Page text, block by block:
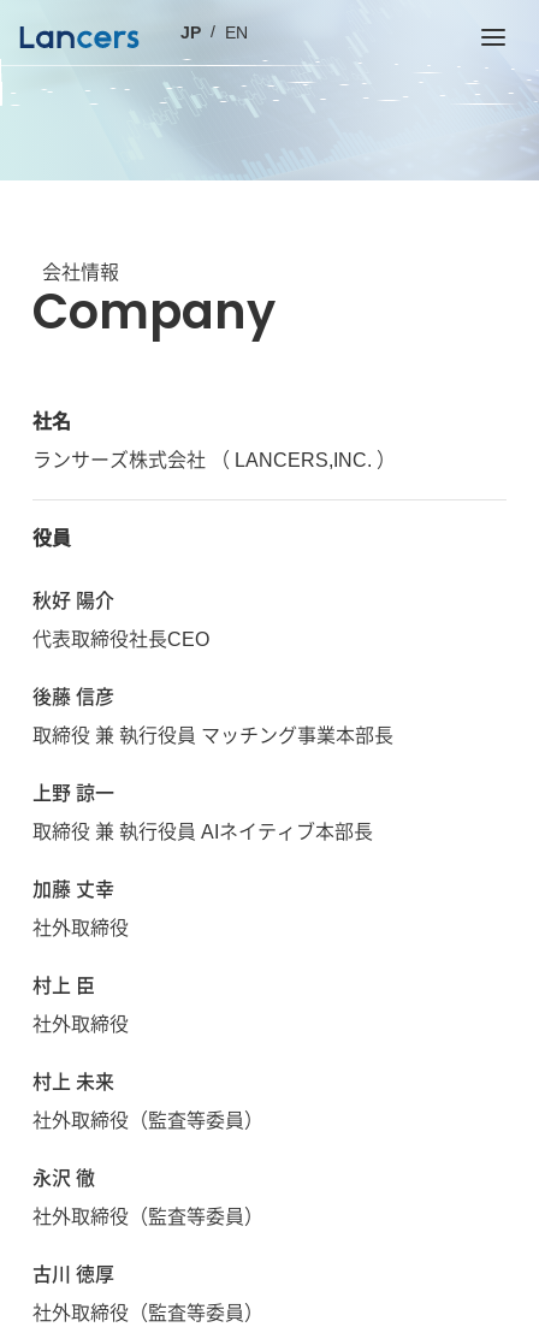
JP EN
会社情報
Company
社名
ランサーズ株式会社 （ LANCERS,INC. ）
役員
秋好 陽介
代表取締役社長CEO
後藤 信彦
取締役 兼 執行役員 マッチング事業本部長
上野 諒一
取締役 兼 執行役員 AIネイティブ本部長
加藤 丈幸
社外取締役
村上 臣
社外取締役
村上 未来
社外取締役（監査等委員）
永沢 徹
社外取締役（監査等委員）
古川 徳厚
社外取締役（監査等委員）